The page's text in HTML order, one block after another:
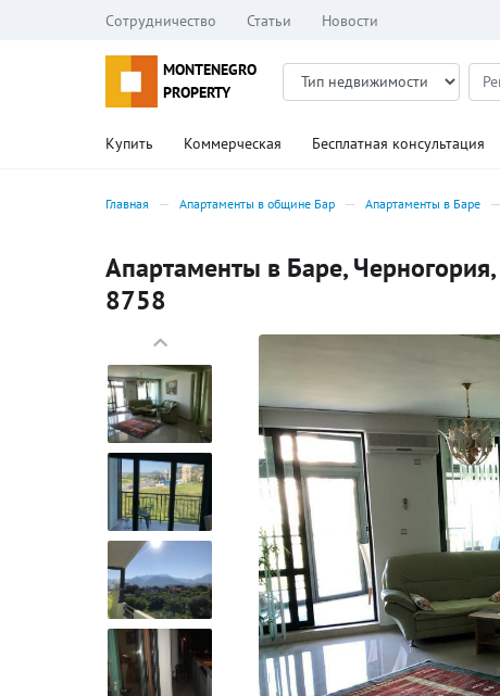
Сотрудничество Статьи Новости
MONTENEGRO
PROPERTY
Купить Коммерческая Бесплатная консультация
Главная Апартаменты в общине Бар Апартаменты в Баре
Апартаменты в Баре,
8758